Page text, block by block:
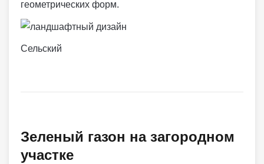
геометрических форм.
Сельский
Зеленый газон на загородном
участке